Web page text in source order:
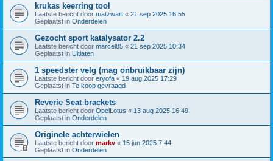
krukas keerring tool
Laatste bericht door matzwart « 21 sep 2025 16:55
Geplaatst in Onderdelen
Gezocht sport katalysator 2.2
Laatste bericht door marcel85 « 21 sep 2025 10:34
Geplaatst in Uitlaten
1 speedster velg (mag onbruikbaar zijn)
Laatste bericht door eryofa « 19 aug 2025 17:29
Geplaatst in Te koop gevraagd
Reverie Seat brackets
Laatste bericht door OpelLotus « 13 aug 2025 16:49
Geplaatst in Onderdelen
Originele achterwielen
Laatste bericht door markv « 15 jun 2025 7:44
Geplaatst in Onderdelen